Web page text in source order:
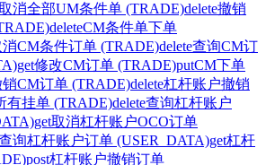
消全部UM条件单 (TRADE)delete撤销
deleteCM条件单下单
消CM条件订单 (TRADE)delete查询CM订
get修改CM订单 (TRADE)putCM下单
销CM订单 (TRADE)delete杠杆账户撤销
有挂单 (TRADE)delete查询杠杆账户
get取消杠杆账户OCO订单
询杠杆账户订单 (USER_DATA)get杠杆
post杠杆账户撤销订单